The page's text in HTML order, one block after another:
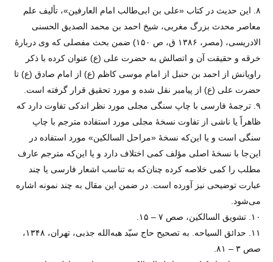
۸. این حدیث در کتاب «علی بن ابی‌طالب امام العارفین»، تألیف علم
معاصر محدث بزرگ مغربی، شیخ احمد بن محمد الصدیق الحسنی
الادریسی، (مصر، ۱۳۸۶ ق، ص ۱۵۰) ضمن بحث مفصلی که وی دربارهٔ
خرقه و حقیقت آن و اتصالش به حضرت علی (ع) عنوان کرده با ذکر
راویانش از احمد بن حنبل از امام موسی کاظم (ع) از امام صادق (ع) تا
حضرت علی (ع) از پیامبر نقل شده و مورد تحقیق قرار گرفته است.
۹. ترجمهٔ فارسی با چاپ سنگی مجلی مورد نظر اندکی تفاوت دارد که
ظاهراً یا ناشی از تفاوت نسخهٔ مجلی مورد استفاده مترجم با چاپ
سنگی است و یا این‌که نسخهٔ «مراحل السالکین» مورد استفاده در
این‌جا با نسخهٔ اصلی مؤلف کمی اختلاف دارد و یا این‌که مترجم عارف
مطلب را کمی خلاصه کرده چنان‌که به تناسب اشعار فارسی یا چند
عبارت توضیحی نیز آورده است. در ضمن این مقال به چند نمونه اشاره
می‌شود.
۱۰. تشویق السالکین، صص ۷ – ۱۵.
۱۱. حدائق السیاحه. به تصحیح حاج سیّد هبه‌الله جذبی، تهران، ۱۳۴۸،
صص ۳ – ۸۱.